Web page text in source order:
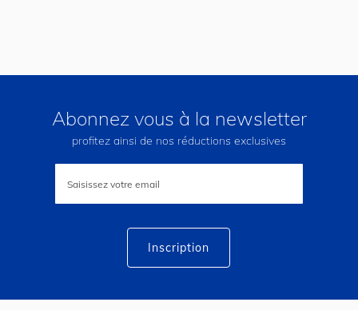
Abonnez vous à la newsletter
profitez ainsi de nos réductions exclusives
lettre
Inscription